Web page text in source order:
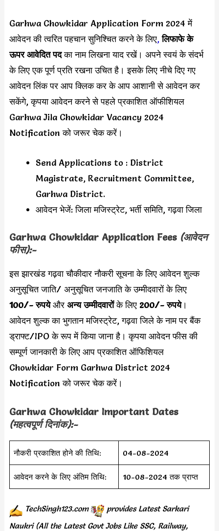
Garhwa Chowkidar Application Form 2024 में
आवेदन की त्वरित पहचान सुनिश्चित करने के लिए,लिफाफे के
ऊपर आवेदित पदका नाम लिखना याद रखें। अपने स्वयं के संदर्भ
के लिए एक पूर्ण प्रति रखना उचित है। इसके लिए नीचे दिए गए
आवेदन लिंक पर आप क्लिक कर के आप आशानी से आवेदन कर
सकेंगे, कृपया आवेदन करने से पहले प्रकाशित ऑफीशियल
Garhwa Jila Chowkidar Vacancy 2024
Notification को जरूर चेक करें।
Send Applications to : District
Magistrate, Recruitment Committee,
Garhwa District.
आवेदन भेजें: जिला मजिस्ट्रेट, भर्ती समिति, गढ़वा जिला
Garhwa Chowkidar Application Fees (आवेदन
फीस):-
इस झारखंड गढ़वा चौकीदार नौकरी सूचना के लिए आवेदन शुल्क
अनुसूचित जाति/ अनुसूचित जनजाति के उम्मीदवारों के लिए
100/- रुपयेऔर अन्य उम्मीदवारोंके लिए200/- रुपये।
आवेदन शुल्क का भुगतान मजिस्ट्रेट, गढ़वा जिले के नाम पर बैंक
ड्राफ्ट/IPO के रूप में किया जाना है। कृपया आवेदन फीस की
सम्पूर्ण जानकारी के लिए आप प्रकाशित ऑफिशियल
Chowkidar Form Garhwa District 2024
Notification को जरूर चेक करें।
Garhwa Chowkidar Important Dates
(महत्वपूर्ण दिनांक):-
नौकरी प्रकाशित होने की तिथि: 04-08-2024
आवेदन करने के लिए अंतिम तिथि: 10-08-2024 तक प्राप्त
TechSingh123.com provides Latest Sarkari
Naukri (All the Latest Govt Jobs Like SSC, Railway,